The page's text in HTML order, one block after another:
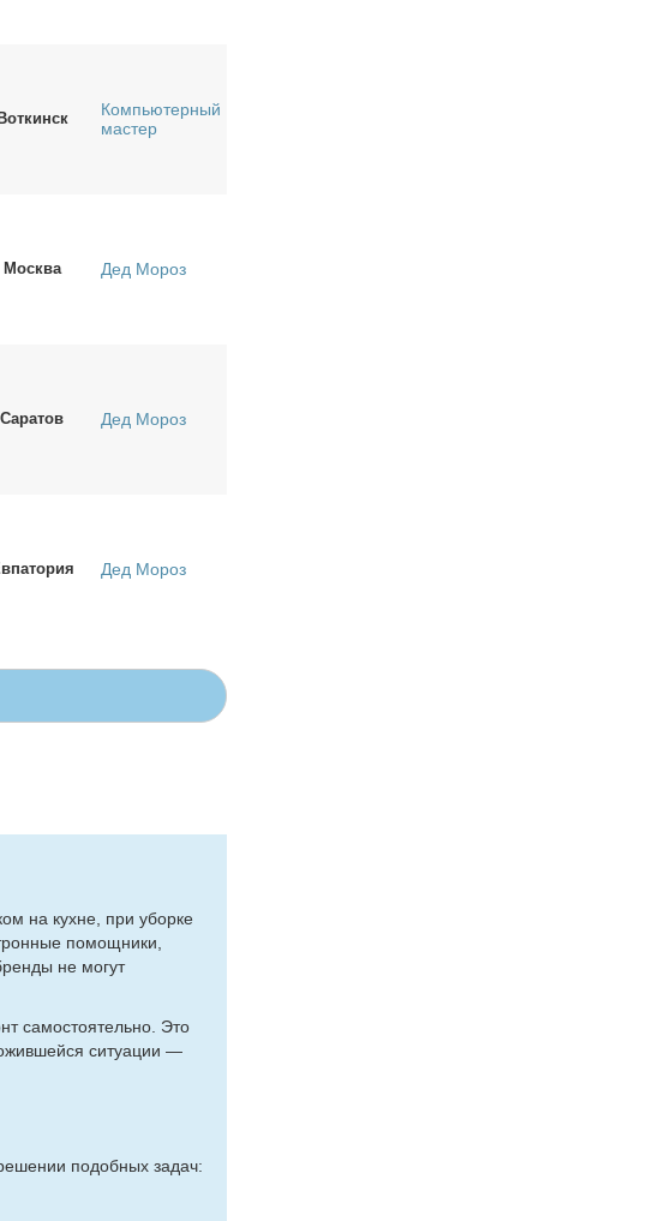
Воткинск
Компьютерный
мастер
Москва Дед Мороз
Саратов Дед Мороз
Дед Мороз
на кухне, при уборке
помощники,
не могут
самостоятельно. Это
ситуации —
подобных задач: